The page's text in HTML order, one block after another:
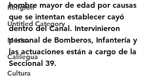
Religión
Untitled Category
Música
Calilegua
Cultura
hombre mayor de edad por causas
que se intentan establecer cayó
dentro del Canal. Intervinieron
personal de Bomberos, Infantería y
las actuaciones están a cargo de la
Seccional 39.